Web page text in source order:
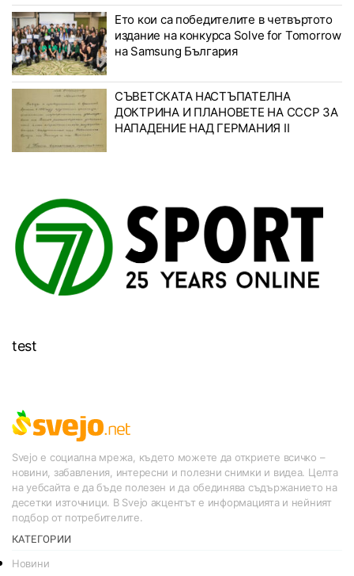
Ето кои са победителите в четвъртото
издание на конкурса Solve for Tomorrow
на Samsung България
СЪВЕТСКАТА НАСТЪПАТЕЛНА
ДОКТРИНА И ПЛАНОВЕТЕ НА СССР ЗА
НАПАДЕНИЕ НАД ГЕРМАНИЯ II
test
Svejo е социална мрежа, където можете да откриете всичко –
новини, забавления, интересни и полезни снимки и видеа. Целта
на уебсайта е да бъде полезен и да обединява съдържанието на
десетки източници. В Svejo акцентът е информацията и нейният
подбор от потребителите.
КАТЕГОРИИ
Новини